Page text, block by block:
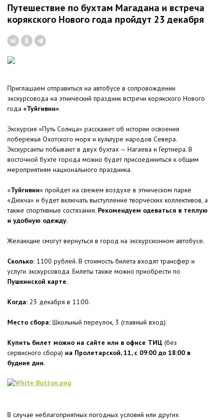
Путешествие по бухтам Магадана и встреча
корякского Нового года пройдут 23 декабря
Приглашаем отправиться на автобусе в сопровождении
экскурсовода на этнический праздник встречи корякского Нового
года «Туйгивин».
Экскурсия «Путь Солнца» расскажет об истории освоения
побережья Охотского моря и культуре народов Севера.
Экскурсанты побывают в двух бухтах — Нагаева и Гертнера. В
восточной бухте города можно будет присоединиться к общим
мероприятиям национального праздника.
«Туйгивин» пройдет на свежем воздухе в этническом парке
«Дюкча» и будет включать выступление творческих коллективов, а
также спортивные состязания. Рекомендуем одеваться в теплую
и удобную одежду.
Желающие смогут вернуться в город на экскурсионном автобусе.
Сколько: 1100 рублей. В стоимость билета входят трансфер и
услуги экскурсовода. Билеты также можно приобрести по
Пушкинской карте.
Когда: 23 декабря в 11:00.
Место сбора: Школьный переулок, 3 (главный вход).
Купить билет можно на сайте или в офисе ТИЦ (без
сервисного сбора) на Пролетарской, 11, с 09:00 до 18:00 в
будние дни.
В случае неблагоприятных погодных условий или других